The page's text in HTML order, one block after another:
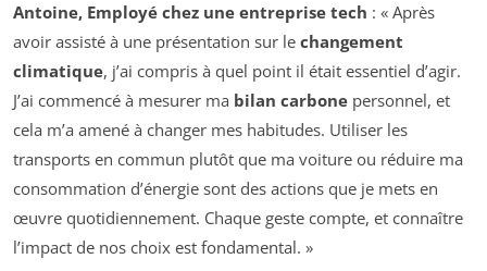
Antoine, Employé chez une entreprise tech : « Après
avoir assisté à une présentation sur le changement
climatique, j’ai compris à quel point il était essentiel d’agir.
J’ai commencé à mesurer ma bilan carbone personnel, et
cela m’a amené à changer mes habitudes. Utiliser les
transports en commun plutôt que ma voiture ou réduire ma
consommation d’énergie sont des actions que je mets en
œuvre quotidiennement. Chaque geste compte, et connaître
l’impact de nos choix est fondamental. »